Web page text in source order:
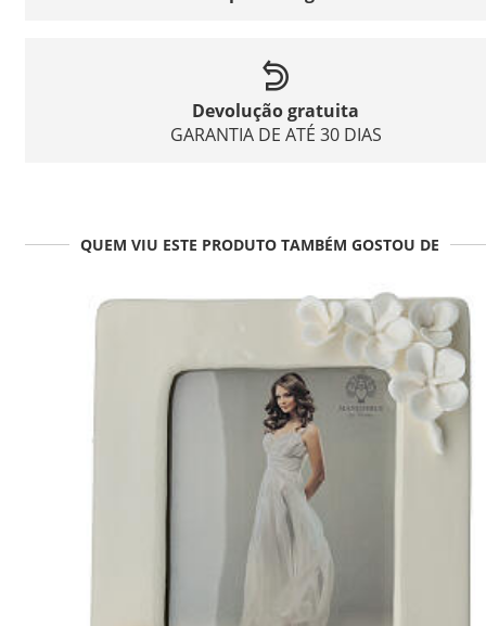
Devolução gratuita
GARANTIA DE ATÉ 30 DIAS
QUEM VIU ESTE PRODUTO TAMBÉM GOSTOU DE